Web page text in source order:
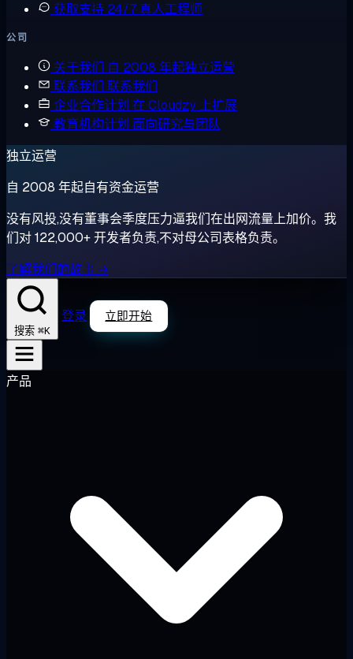
获取支持 24/7 真人工程师
公司
关于我们 自 2008 年起独立运营
联系我们 联系我们
企业合作计划 在 Cloudzy 上扩展
教育机构计划 面向研究与团队
独立运营
自 2008 年起自有资金运营
没有风投,没有董事会季度压力逼我们在出网流量上加价。我
们对 122,000+ 开发者负责,不对母公司表格负责。
了解我们的故事 →
搜索 ⌘K
登录 立即开始
产品